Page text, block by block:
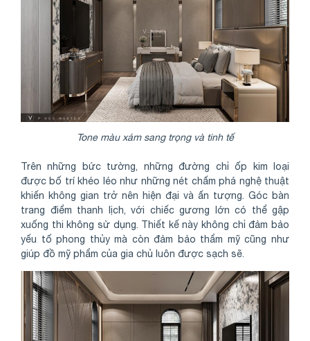
Tone màu xám sang trọng và tinh tế
Trên những bức tường, những đường chỉ ốp kim loại
được bố trí khéo léo như những nét chấm phá nghệ thuật
khiến không gian trở nên hiện đại và ấn tượng. Góc bàn
trang điểm thanh lịch, với chiếc gương lớn có thể gập
xuống thi không sử dụng. Thiết kế này không chỉ đảm bảo
yếu tố phong thủy mà còn đảm bảo thẩm mỹ cũng như
giúp đồ mỹ phẩm của gia chủ luôn được sạch sẽ.